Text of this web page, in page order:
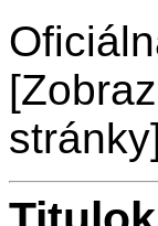
stránky]